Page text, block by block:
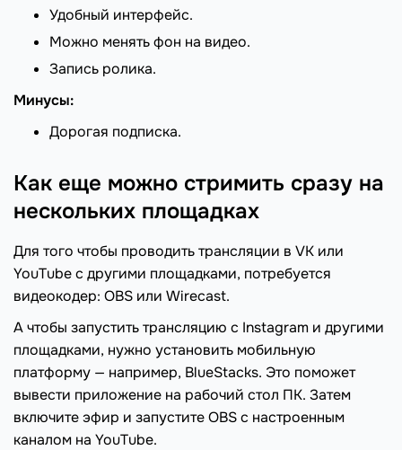
Удобный интерфейс.
Можно менять фон на видео.
Запись ролика.
Минусы:
Дорогая подписка.
Как еще можно стримить сразу на
нескольких площадках
Для того чтобы проводить трансляции в VK или
YouTube с другими площадками, потребуется
видеокодер: OBS или Wirecast.
А чтобы запустить трансляцию с Instagram и другими
площадками, нужно установить мобильную
платформу — например, BlueStacks. Это поможет
вывести приложение на рабочий стол ПК. Затем
включите эфир и запустите OBS с настроенным
каналом на YouTube.